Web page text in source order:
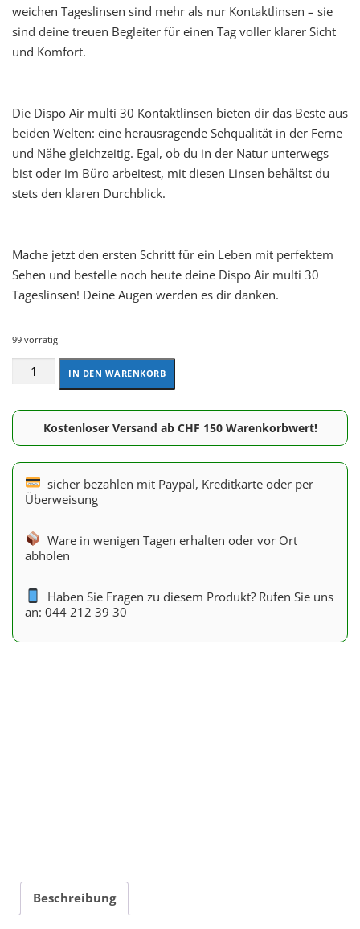
weichen Tageslinsen sind mehr als nur Kontaktlinsen – sie
sind deine treuen Begleiter für einen Tag voller klarer Sicht
und Komfort.
Die Dispo Air multi 30 Kontaktlinsen bieten dir das Beste aus
beiden Welten: eine herausragende Sehqualität in der Ferne
und Nähe gleichzeitig. Egal, ob du in der Natur unterwegs
bist oder im Büro arbeitest, mit diesen Linsen behältst du
stets den klaren Durchblick.
Mache jetzt den ersten Schritt für ein Leben mit perfektem
Sehen und bestelle noch heute deine Dispo Air multi 30
Tageslinsen! Deine Augen werden es dir danken.
99 vorrätig
IN DEN WARENKORB
Kostenloser Versand ab CHF 150 Warenkorbwert!
sicher bezahlen mit Paypal, Kreditkarte oder per
Überweisung
Ware in wenigen Tagen erhalten oder vor Ort
abholen
Haben Sie Fragen zu diesem Produkt? Rufen Sie uns
an: 044 212 39 30
Beschreibung